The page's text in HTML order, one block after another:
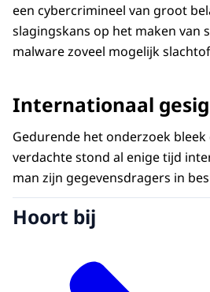
een cybercrimineel van groot
slagingskans op het maken van
malware zoveel mogelijk
Internationaal
Gedurende het onderzoek
verdachte stond al enige tijd
man zijn gegevensdragers in
Hoort bij